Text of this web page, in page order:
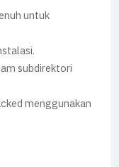
untuk
subdirektori
menggunakan